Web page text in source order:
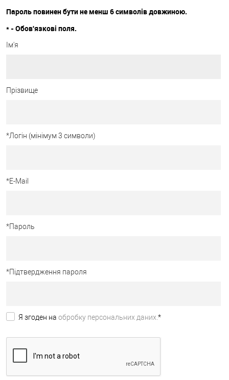
Пароль повинен бути не менш 6 символів довжиною.
* - Обов'язкові поля.
Ім'я
Прізвище
*Логін (мінімум 3 символи)
*E-Mail
*Пароль
*Підтвердження пароля
Я згоден на обробку персональних даних. *